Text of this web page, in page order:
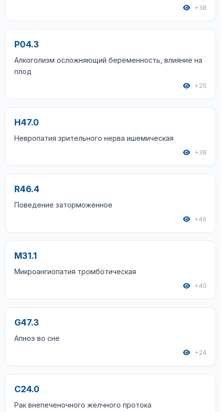
+38
P04.3
Алкоголизм осложняющий беременность, влияние на
плод
+25
H47.0
Невропатия зрительного нерва ишемическая
+38
R46.4
Поведение заторможенное
+46
M31.1
Микроангиопатия тромботическая
+40
G47.3
Апноэ во сне
+24
C24.0
Рак внепеченочного желчного протока